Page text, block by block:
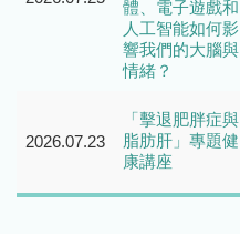
體、電子遊戲和
人工智能如何影
響我們的大腦與
情緒？
2026.07.23
「擊退肥胖症與
脂肪肝」專題健
康講座